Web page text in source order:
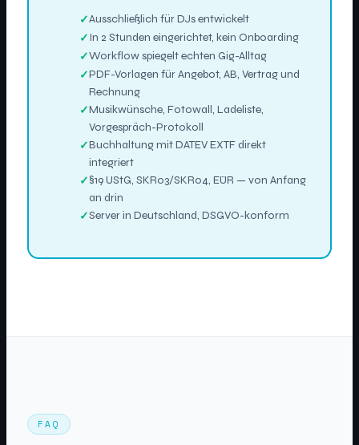
Ausschließlich für DJs entwickelt
In 2 Stunden eingerichtet, kein Onboarding
Workflow spiegelt echten Gig-Alltag
PDF-Vorlagen für Angebot, AB, Vertrag und
Rechnung
Musikwünsche, Fotowall, Ladeliste,
Vorgespräch-Protokoll
Buchhaltung mit DATEV EXTF direkt
integriert
§19 UStG, SKR03/SKR04, EÜR — von Anfang
an drin
Server in Deutschland, DSGVO-konform
FAQ